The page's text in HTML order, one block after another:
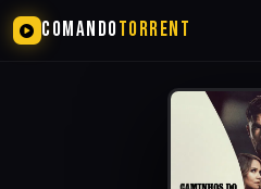
COMANDOTORRENT